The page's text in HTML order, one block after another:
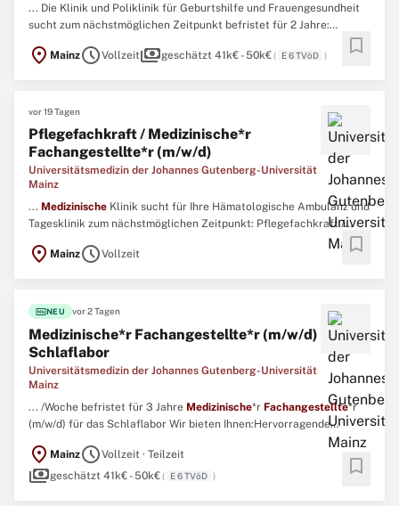
... Die Klinik und Poliklinik für Geburtshilfe und Frauengesundheit
sucht zum nächstmöglichen Zeitpunkt befristet für 2 Jahre:
*r (m/w/d) für das BrustzentrumWir
bieten Ihnen:Strukturierte Einarbeitung in das Aufgabengebiet
location_on MainzscheduleVollzeitpaymentsgeschätzt 41k€ - 50k€( E 6 TVöD ) bookmark
vor 19 Tagen
Pflegefachkraft / Medizinische*r
Fachangestellte*r (m/w/d)
Universitätsmedizin der Johannes Gutenberg-Universität
Mainz
... Medizinische Klinik sucht für Ihre Hämatologische Ambulanz und
Tagesklinik zum nächstmöglichen Zeitpunkt: Pflegefachkraft /
Ihnen:Abwechslungsreiches und spannendes Arbeitsumfeld in einer
location_on MainzscheduleVollzeit bookmark
fiber_newNEU vor 2 Tagen
Medizinische*r Fachangestellte*r (m/w/d)
Schlaflabor
Universitätsmedizin der Johannes Gutenberg-Universität
Mainz
... /Woche befristet für 3 Jahre Medizinische*r Fachangestellte*r
(m/w/d) für das Schlaflabor Wir bieten Ihnen:Hervorragende
Entwicklungs-, Fort- und WeiterbildungsmöglichkeitenFlexible
ArbeitszeitenMitarbeit in einem sympathischen und
wertschätzenden UmfeldStrukturierte EinarbeitungVergütung
location_on MainzscheduleVollzeit · Teilzeit
paymentsgeschätzt 41k€ - 50k€( E 6 TVöD ) bookmark